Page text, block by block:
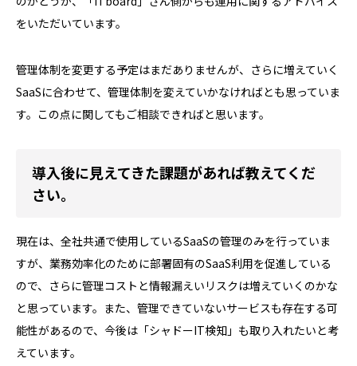
をいただいています。
管理体制を変更する予定はまだありませんが、さらに増えていく
SaaSに合わせて、管理体制を変えていかなければとも思っていま
す。この点に関してもご相談できればと思います。
導入後に見えてきた課題があれば教えてくだ
さい。
現在は、全社共通で使用しているSaaSの管理のみを行っていま
すが、業務効率化のために部署固有のSaaS利用を促進している
ので、さらに管理コストと情報漏えいリスクは増えていくのかな
と思っています。また、管理できていないサービスも存在する可
能性があるので、今後は「シャドーIT検知」も取り入れたいと考
えています。